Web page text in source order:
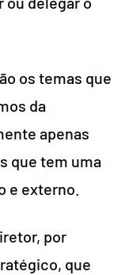
os temas que
da
apenas
que tem uma
e externo.
por
que